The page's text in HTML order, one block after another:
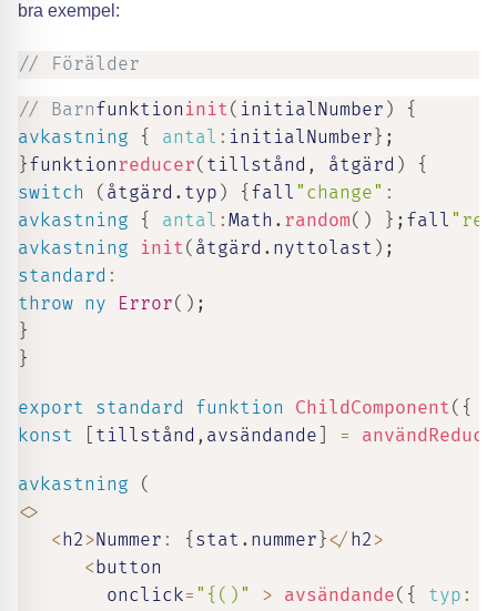
bra exempel:
// Förälder
// Barnfunktion init( initialNumber )
{
avkastning
{ antal : initialNumber } ;
}funktionreducer( tillstånd , åtgärd )
{
switch
( åtgärd . typ ) { fall "change" :
avkastning
{ antal : Math . random( ) } ; fall
avkastning
init( åtgärd . nyttolast ) ;
standard :
throw ny Error( ) ;
}
}
export standard funktion ChildComponent( {
konst
tillstånd , avsändande =
avkastning
(
<>
<h2>Nummer : { stat . nummer }</ h2>
<button
        onclick
= "{()" > avsändande( { typ :